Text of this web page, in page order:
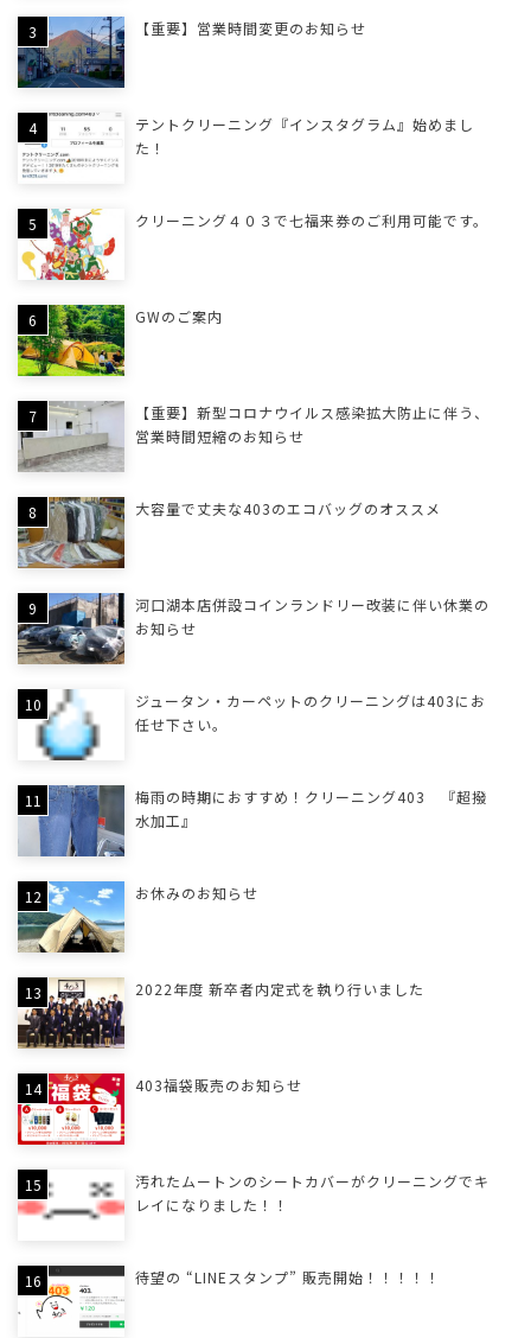
【重要】営業時間変更のお知らせ
テントクリーニング『インスタグラム』始めまし
た！
クリーニング４０３で七福来券のご利用可能です。
GWのご案内
【重要】新型コロナウイルス感染拡大防止に伴う、
営業時間短縮のお知らせ
大容量で丈夫な403のエコバッグのオススメ
河口湖本店併設コインランドリー改装に伴い休業の
お知らせ
ジュータン・カーペットのクリーニングは403にお
任せ下さい。
梅雨の時期におすすめ！クリーニング403 『超撥
水加工』
お休みのお知らせ
2022年度 新卒者内定式を執り行いました
403福袋販売のお知らせ
汚れたムートンのシートカバーがクリーニングでキ
レイになりました！！
待望の “LINEスタンプ” 販売開始！！！！！